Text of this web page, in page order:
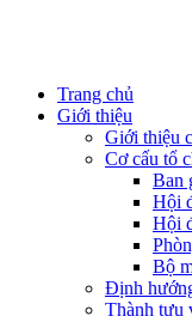
Trang chủ
Giới thiệu
Giới thiệu
Cơ cấu tổ
Ban
Hội
Hội
Bộ
Định
Thành tựu